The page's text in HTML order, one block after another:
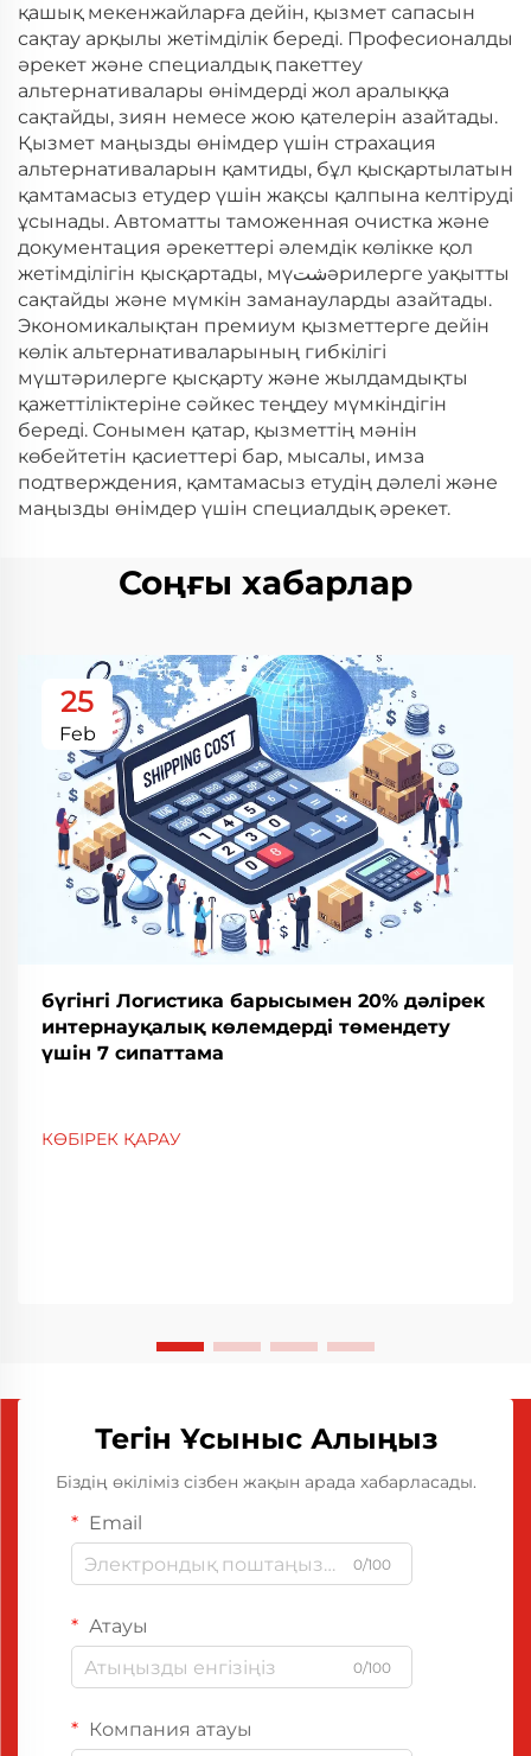
қашық мекенжайларға дейін, қызмет сапасын
сақтау арқылы жетімділік береді. Професионалды
әрекет және специалдық пакеттеу
альтернативалары өнімдерді жол аралыққа
сақтайды, зиян немесе жою қателерін азайтады.
Қызмет маңызды өнімдер үшін страхация
альтернативаларын қамтиды, бұл қысқартылатын
қамтамасыз етудер үшін жақсы қалпына келтіруді
ұсынады. Автоматты таможенная очистка және
документация әрекеттері әлемдік көлікке қол
жетімділігін қысқартады, мүشتəрилерге уақытты
сақтайды және мүмкін заманауларды азайтады.
Экономикалықтан премиум қызметтерге дейін
көлік альтернативаларының гибкілігі
мүштəрилерге қысқарту және жылдамдықты
қажеттіліктеріне сәйкес теңдеу мүмкіндігін
береді. Сонымен қатар, қызметтің мәнін
көбейтетін қасиеттері бар, мысалы, имза
подтверждения, қамтамасыз етудің дәлелі және
маңызды өнімдер үшін специалдық әрекет.
Соңғы хабарлар
25
Feb
бүгінгі Логистика барысымен 20% дәлірек
интернауқалық көлемдерді төмендету
үшін 7 сипаттама
КӨБІРЕК ҚАРАУ
Тегін Ұсыныс Алыңыз
Біздің өкіліміз сізбен жақын арада хабарласады.
Email
0/100
Атауы
0/100
Компания атауы